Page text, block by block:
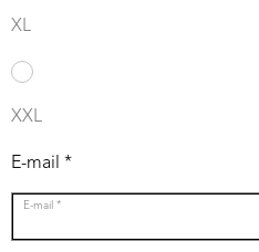
XL
XXL
E-mail
E-mail